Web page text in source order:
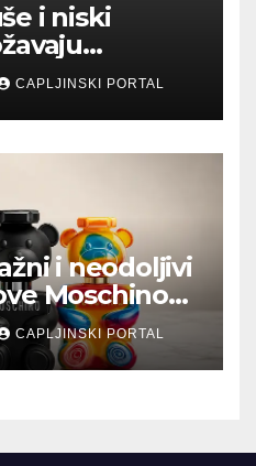
i niski
blata
CAPLJINSKI PORTAL
i neodoljivi
Moschino
M!
CAPLJINSKI PORTAL